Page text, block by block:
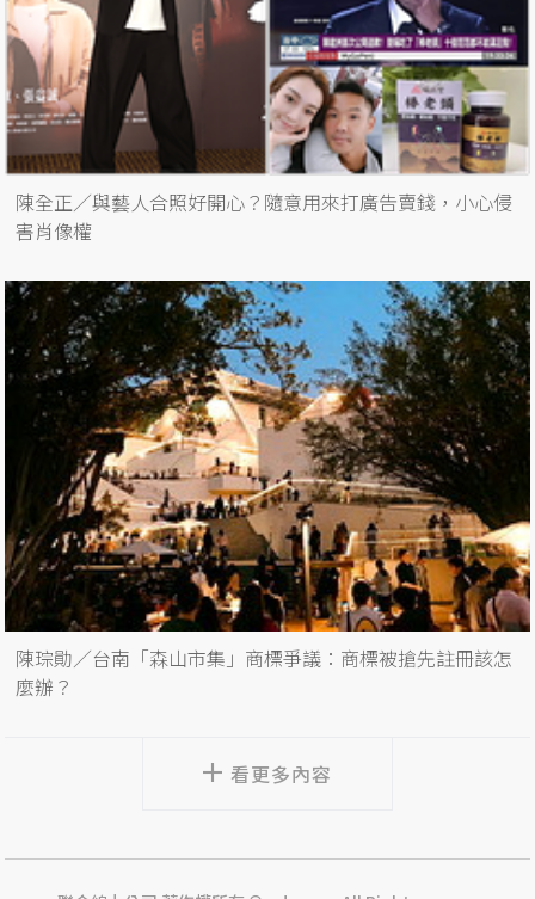
陳全正／與藝人合照好開心？隨意用來打廣告賣錢，小心侵
害肖像權
陳琮勛／台南「森山市集」商標爭議：商標被搶先註冊該怎
麼辦？
看更多內容